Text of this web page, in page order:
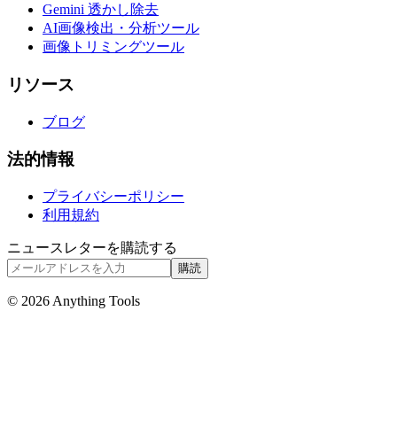
Gemini 透かし除去
AI画像検出・分析ツール
画像トリミングツール
リソース
ブログ
法的情報
プライバシーポリシー
利用規約
ニュースレターを購読する
購読
© 2026 Anything Tools